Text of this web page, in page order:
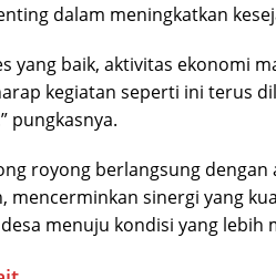
dalam meningkatkan
yang baik, aktivitas ekonomi
kegiatan seperti ini terus
pungkasnya.
royong berlangsung
mencerminkan sinergi yang
menuju kondisi yang lebih